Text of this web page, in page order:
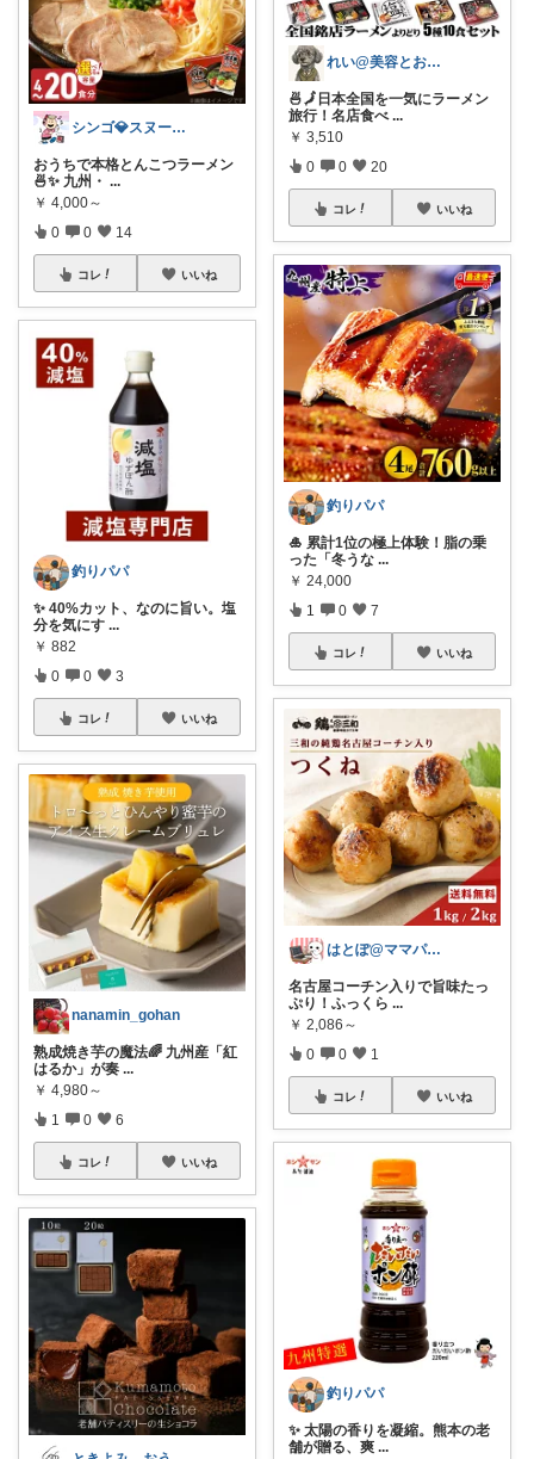
シンゴ💎スヌーピーで埋め尽くすワン🐶
おうちで本格とんこつラーメン
🍜✨ 九州・ ...
￥ 4,000～
0 0 14
コレ いいね
釣りパパ
✨ 40%カット、なのに旨い。塩
分を気にす ...
￥ 882
0 0 3
コレ いいね
nanamin_gohan
熟成焼き芋の魔法🌈 九州産「紅
はるか」が奏 ...
￥ 4,980～
1 0 6
コレ いいね
れい@美容とお得に特化
🍜🗾日本全国を一気にラーメン
旅行！名店食べ ...
￥ 3,510
0 0 20
コレ いいね
釣りパパ
🎍 累計1位の極上体験！脂の乗
った「冬うな ...
￥ 24,000
1 0 7
コレ いいね
はとぽ@ママパパの神育児グッズ✨
名古屋コーチン入りで旨味たっ
ぷり！ふっくら ...
￥ 2,086～
0 0 1
コレ いいね
釣りパパ
✨ 太陽の香りを凝縮。熊本の老
舗が贈る、爽 ...